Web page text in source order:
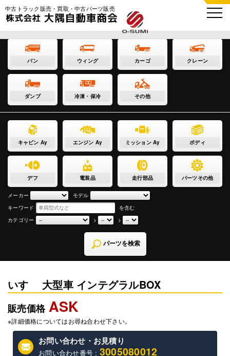
中古トラック販売・買取・中古パーツ販売
バン ウィング カーゴ クレーン
ダンプ 冷凍・保冷 その他
キャビン Ay エンジン Ay ミッション Ay ボディ
デフ 電装品 走行部品 パーツその他
メーカー
モデル
キーワード
を含む
カテゴリー
> >
パーツを検索
いすゞ 大型車 インテグラルBOX
販売価格 ASK
※詳細価格についてはお尋ね合わせ下さい。
お問い合わせ・お見積り
お問い合わせ番号 : 3005080012